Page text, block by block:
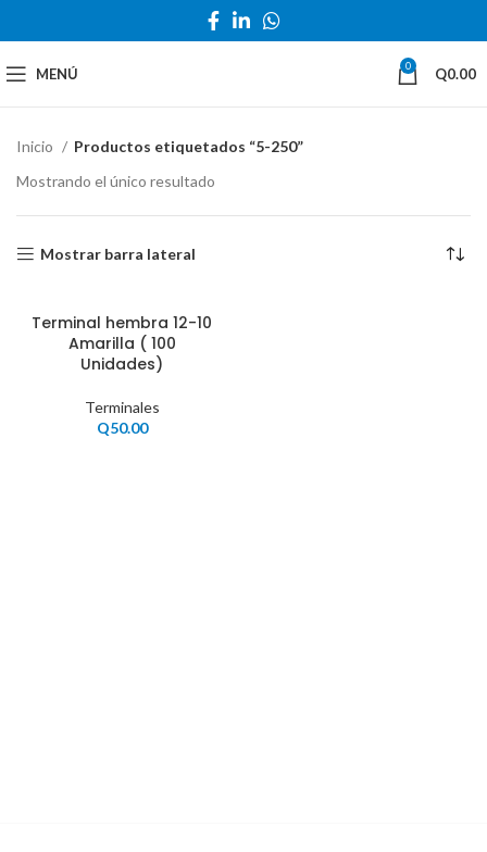
MENÚ 0 Q0.00
Inicio
Productos etiquetados “5-250”
Mostrando el único resultado
Mostrar barra lateral
Terminal hembra 12-10
Amarilla ( 100
Unidades)
Terminales
Q50.00